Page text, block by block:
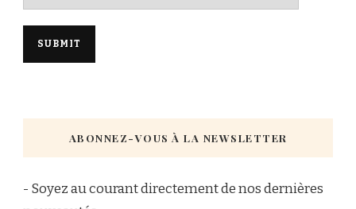
ABONNEZ-VOUS À LA NEWSLETTER
- Soyez au courant directement de nos dernières